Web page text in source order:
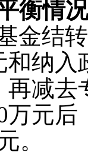
衡情
金结
和纳
再减
万元
。